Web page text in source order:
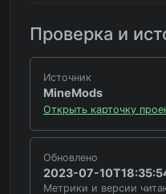
Проверка и
Источник
MineMods
Открыть карточку
Обновлено
2023-07-
Метрики и версии